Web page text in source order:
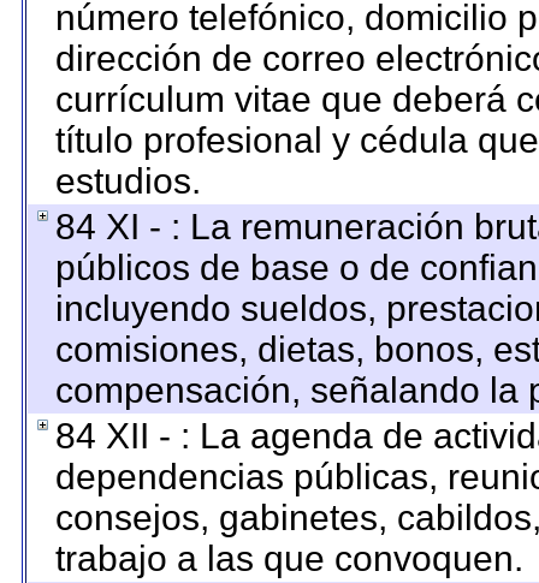
número telefónico, domicilio
dirección de correo
currículum vitae que deberá
título profesional y cédula
estudios.
84 XI - : La remuneración
públicos de base o de
incluyendo sueldos,
comisiones, dietas, bonos,
compensación, señalando la
84 XII - : La agenda de
dependencias públicas,
consejos, gabinetes,
trabajo a las que convoquen.